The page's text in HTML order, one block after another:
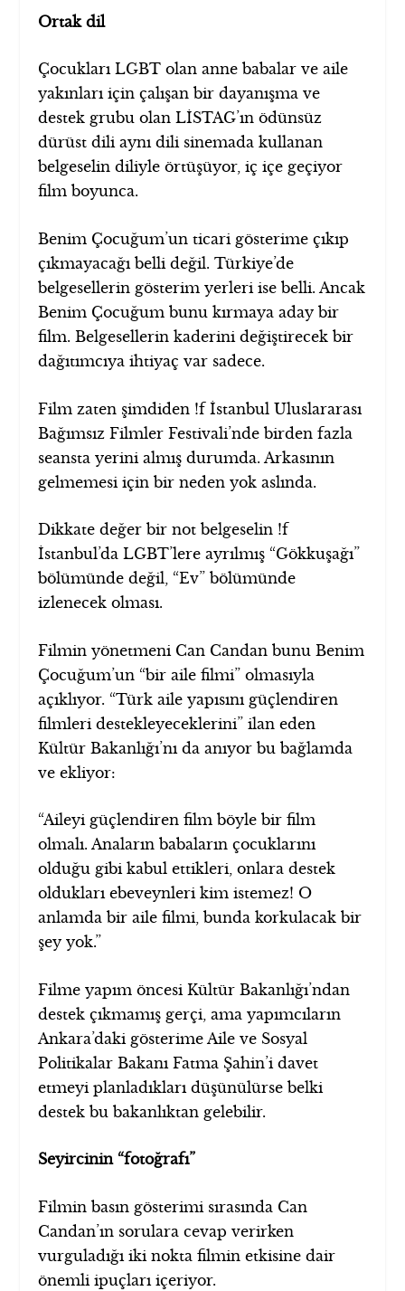
Ortak dil
Çocukları LGBT olan anne babalar ve aile
yakınları için çalışan bir dayanışma ve
destek grubu olan LİSTAG’ın ödünsüz
dürüst dili aynı dili sinemada kullanan
belgeselin diliyle örtüşüyor, iç içe geçiyor
film boyunca.
Benim Çocuğum’un ticari gösterime çıkıp
çıkmayacağı belli değil. Türkiye’de
belgesellerin gösterim yerleri ise belli. Ancak
Benim Çocuğum bunu kırmaya aday bir
film. Belgesellerin kaderini değiştirecek bir
dağıtımcıya ihtiyaç var sadece.
Film zaten şimdiden !f İstanbul Uluslararası
Bağımsız Filmler Festivali’nde birden fazla
seansta yerini almış durumda. Arkasının
gelmemesi için bir neden yok aslında.
Dikkate değer bir not belgeselin !f
İstanbul’da LGBT’lere ayrılmış “Gökkuşağı”
bölümünde değil, “Ev” bölümünde
izlenecek olması.
Filmin yönetmeni Can Candan bunu Benim
Çocuğum’un “bir aile filmi” olmasıyla
açıklıyor. “Türk aile yapısını güçlendiren
filmleri destekleyeceklerini” ilan eden
Kültür Bakanlığı’nı da anıyor bu bağlamda
ve ekliyor:
“Aileyi güçlendiren film böyle bir film
olmalı. Anaların babaların çocuklarını
olduğu gibi kabul ettikleri, onlara destek
oldukları ebeveynleri kim istemez! O
anlamda bir aile filmi, bunda korkulacak bir
şey yok.”
Filme yapım öncesi Kültür Bakanlığı’ndan
destek çıkmamış gerçi, ama yapımcıların
Ankara’daki gösterime Aile ve Sosyal
Politikalar Bakanı Fatma Şahin’i davet
etmeyi planladıkları düşünülürse belki
destek bu bakanlıktan gelebilir.
Seyircinin “fotoğrafı”
Filmin basın gösterimi sırasında Can
Candan’ın sorulara cevap verirken
vurguladığı iki nokta filmin etkisine dair
önemli ipuçları içeriyor.